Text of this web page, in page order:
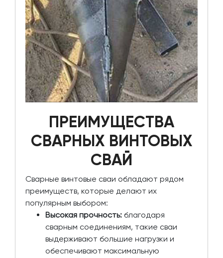
ПРЕИМУЩЕСТВА
СВАРНЫХ ВИНТОВЫХ
СВАЙ
Сварные винтовые сваи обладают рядом
преимуществ, которые делают их
популярным выбором:
Высокая прочность: благодаря
сварным соединениям, такие сваи
выдерживают большие нагрузки и
обеспечивают максимальную